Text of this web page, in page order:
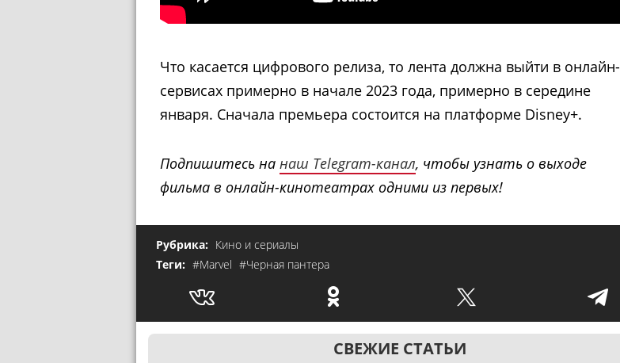
Что касается цифрового релиза, то лента должна выйти в онлайн-
сервисах примерно в начале 2023 года, примерно в середине
января. Сначала премьера состоится на платформе Disney+.
Подпишитесь на наш Telegram-канал, чтобы узнать о выходе
фильма в онлайн-кинотеатрах одними из первых!
Рубрика: Кино и сериалы
Теги: #Marvel #Черная пантера
СВЕЖИЕ СТАТЬИ